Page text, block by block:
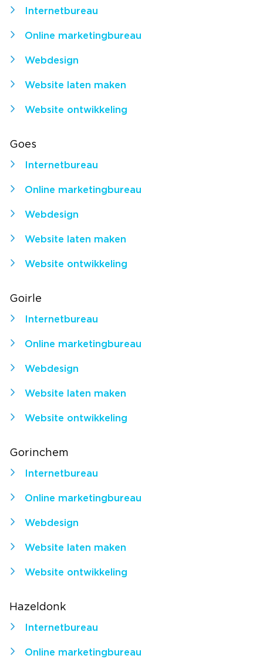
Internetbureau
Online marketingbureau
Webdesign
Website laten maken
Website ontwikkeling
Goes
Internetbureau
Online marketingbureau
Webdesign
Website laten maken
Website ontwikkeling
Goirle
Internetbureau
Online marketingbureau
Webdesign
Website laten maken
Website ontwikkeling
Gorinchem
Internetbureau
Online marketingbureau
Webdesign
Website laten maken
Website ontwikkeling
Hazeldonk
Internetbureau
Online marketingbureau